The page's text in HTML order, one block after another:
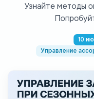
Узнайте методы
10
Управление